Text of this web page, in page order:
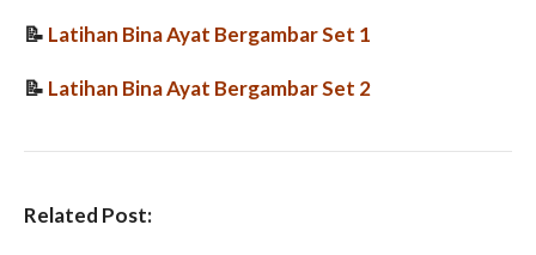
📝 Latihan Bina Ayat Bergambar Set 1
📝 Latihan Bina Ayat Bergambar Set 2
Related Post: